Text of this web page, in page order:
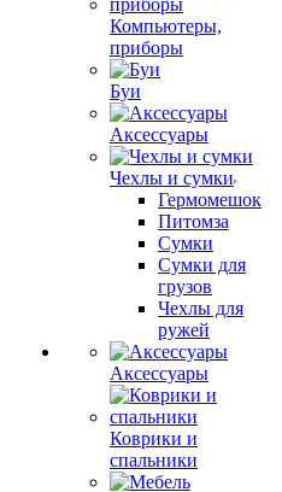
Компьютеры,
приборы
Буи
Аксессуары
Чехлы и сумки
Гермомешок
Питомза
Сумки
Сумки для
грузов
Чехлы для
ружей
Аксессуары
Коврики и
спальники